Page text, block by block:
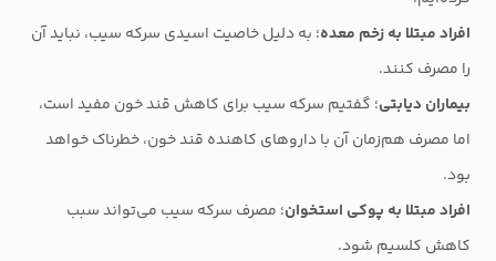
افراد مبتلا به زخم معده؛ به دلیل خاصیت اسیدی سرکه سیب، نباید آن
را مصرف کنند.
بیماران دیابتی؛ گفتیم سرکه سیب برای کاهش قند خون مفید است،
اما مصرف هم‌زمان آن با داروهای کاهنده قند خون، خطرناک خواهد
بود.
افراد مبتلا به پوکی استخوان؛ مصرف سرکه سیب می‌تواند سبب
کاهش کلسیم شود.